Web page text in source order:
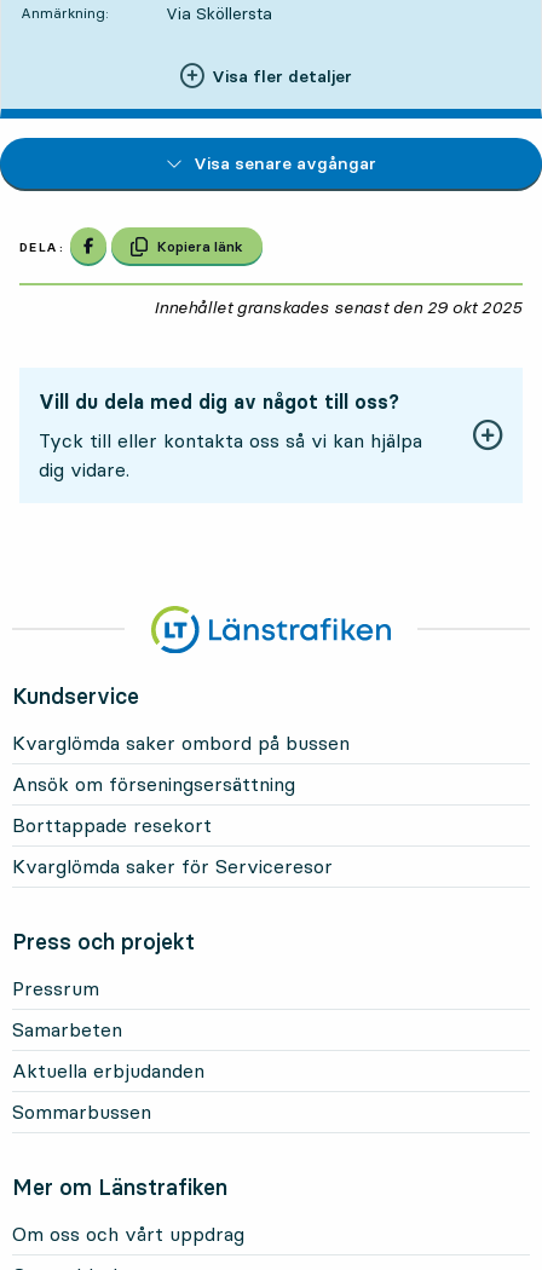
Anmärkning: Via Sköllersta
Visa fler detaljer
Visa senare avgångar
DELA: Dela på Facebook
Kopiera länk
Innehållet granskades senast den 29 okt 2025
Vill du dela med dig av något till oss?
Tyck till eller kontakta oss så vi kan hjälpa
dig vidare.
Kundservice
Kvarglömda saker ombord på bussen
Ansök om förseningsersättning
Borttappade resekort
Kvarglömda saker för Serviceresor
Press och projekt
Pressrum
Samarbeten
Aktuella erbjudanden
Sommarbussen
Mer om Länstrafiken
Om oss och vårt uppdrag